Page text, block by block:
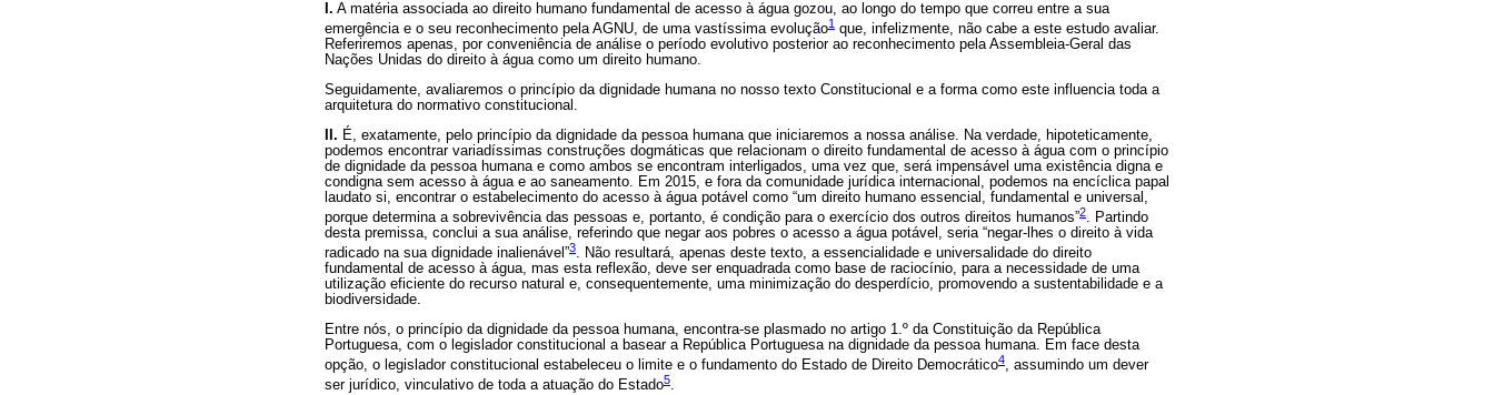
I. A matéria associada ao direito humano fundamental de acesso à água gozou, ao longo do tempo que correu entre a sua
emergência e o seu reconhecimento pela AGNU, de uma vastíssima evolução1 que, infelizmente, não cabe a este estudo avaliar.
Referiremos apenas, por conveniência de análise o período evolutivo posterior ao reconhecimento pela Assembleia-Geral das
Nações Unidas do direito à água como um direito humano.
Seguidamente, avaliaremos o princípio da dignidade humana no nosso texto Constitucional e a forma como este influencia toda a
arquitetura do normativo constitucional.
II. É, exatamente, pelo princípio da dignidade da pessoa humana que iniciaremos a nossa análise. Na verdade, hipoteticamente,
podemos encontrar variadíssimas construções dogmáticas que relacionam o direito fundamental de acesso à água com o princípio
de dignidade da pessoa humana e como ambos se encontram interligados, uma vez que, será impensável uma existência digna e
condigna sem acesso à água e ao saneamento. Em 2015, e fora da comunidade jurídica internacional, podemos na encíclica papal
laudato si, encontrar o estabelecimento do acesso à água potável como “um direito humano essencial, fundamental e universal,
porque determina a sobrevivência das pessoas e, portanto, é condição para o exercício dos outros direitos humanos”2. Partindo
desta premissa, conclui a sua análise, referindo que negar aos pobres o acesso a água potável, seria “negar-lhes o direito à vida
radicado na sua dignidade inalienável”3. Não resultará, apenas deste texto, a essencialidade e universalidade do direito
fundamental de acesso à água, mas esta reflexão, deve ser enquadrada como base de raciocínio, para a necessidade de uma
utilização eficiente do recurso natural e, consequentemente, uma minimização do desperdício, promovendo a sustentabilidade e a
biodiversidade.
Entre nós, o princípio da dignidade da pessoa humana, encontra-se plasmado no artigo 1.º da Constituição da República
Portuguesa, com o legislador constitucional a basear a República Portuguesa na dignidade da pessoa humana. Em face desta
opção, o legislador constitucional estabeleceu o limite e o fundamento do Estado de Direito Democrático4, assumindo um dever
ser jurídico, vinculativo de toda a atuação do Estado5.